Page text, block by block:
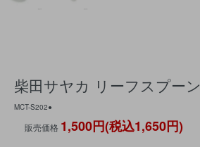
柴田サヤカ リーフスプーン
MCT-S202●
販売価格 1,500円(税込1,650円)